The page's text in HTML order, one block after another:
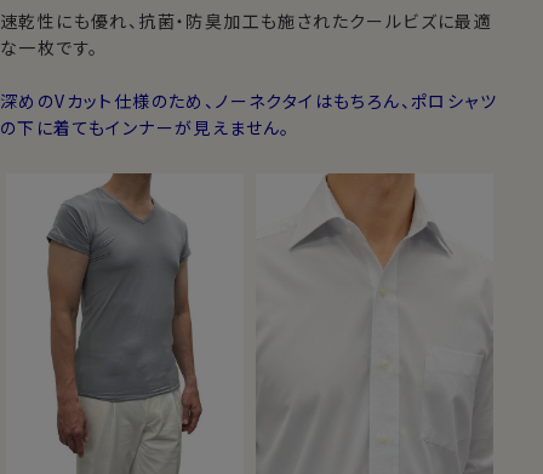
速乾性にも優れ、抗菌・防臭加工も施されたクールビズに最適
な一枚です。
深めのVカット仕様のため、ノーネクタイはもちろん、ポロシャツ
の下に着てもインナーが見えません。